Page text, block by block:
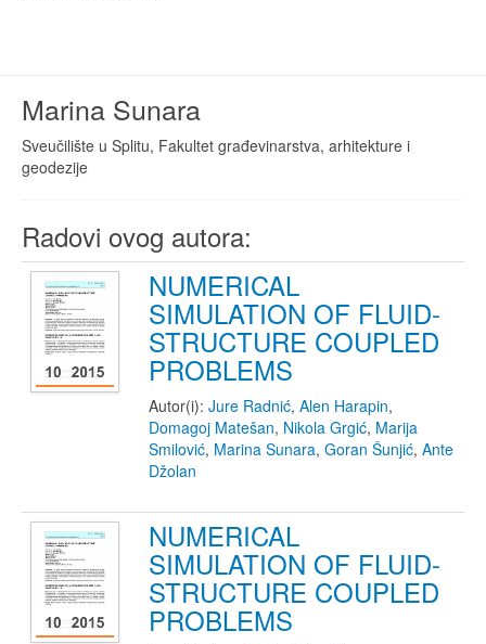
Marina Sunara
Sveučilište u Splitu, Fakultet građevinarstva, arhitekture i
geodezije
Radovi ovog autora:
NUMERICAL
SIMULATION OF FLUID-
STRUCTURE COUPLED
PROBLEMS
Autor(i): Jure Radnić, Alen Harapin,
Domagoj Matešan, Nikola Grgić, Marija
Smilović, Marina Sunara, Goran Šunjić, Ante
Džolan
NUMERICAL
SIMULATION OF FLUID-
STRUCTURE COUPLED
PROBLEMS